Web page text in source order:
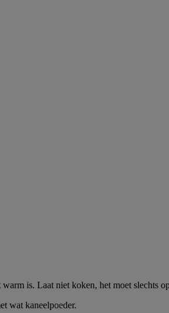
is. Laat niet koken, het moet slechts
wat kaneelpoeder.